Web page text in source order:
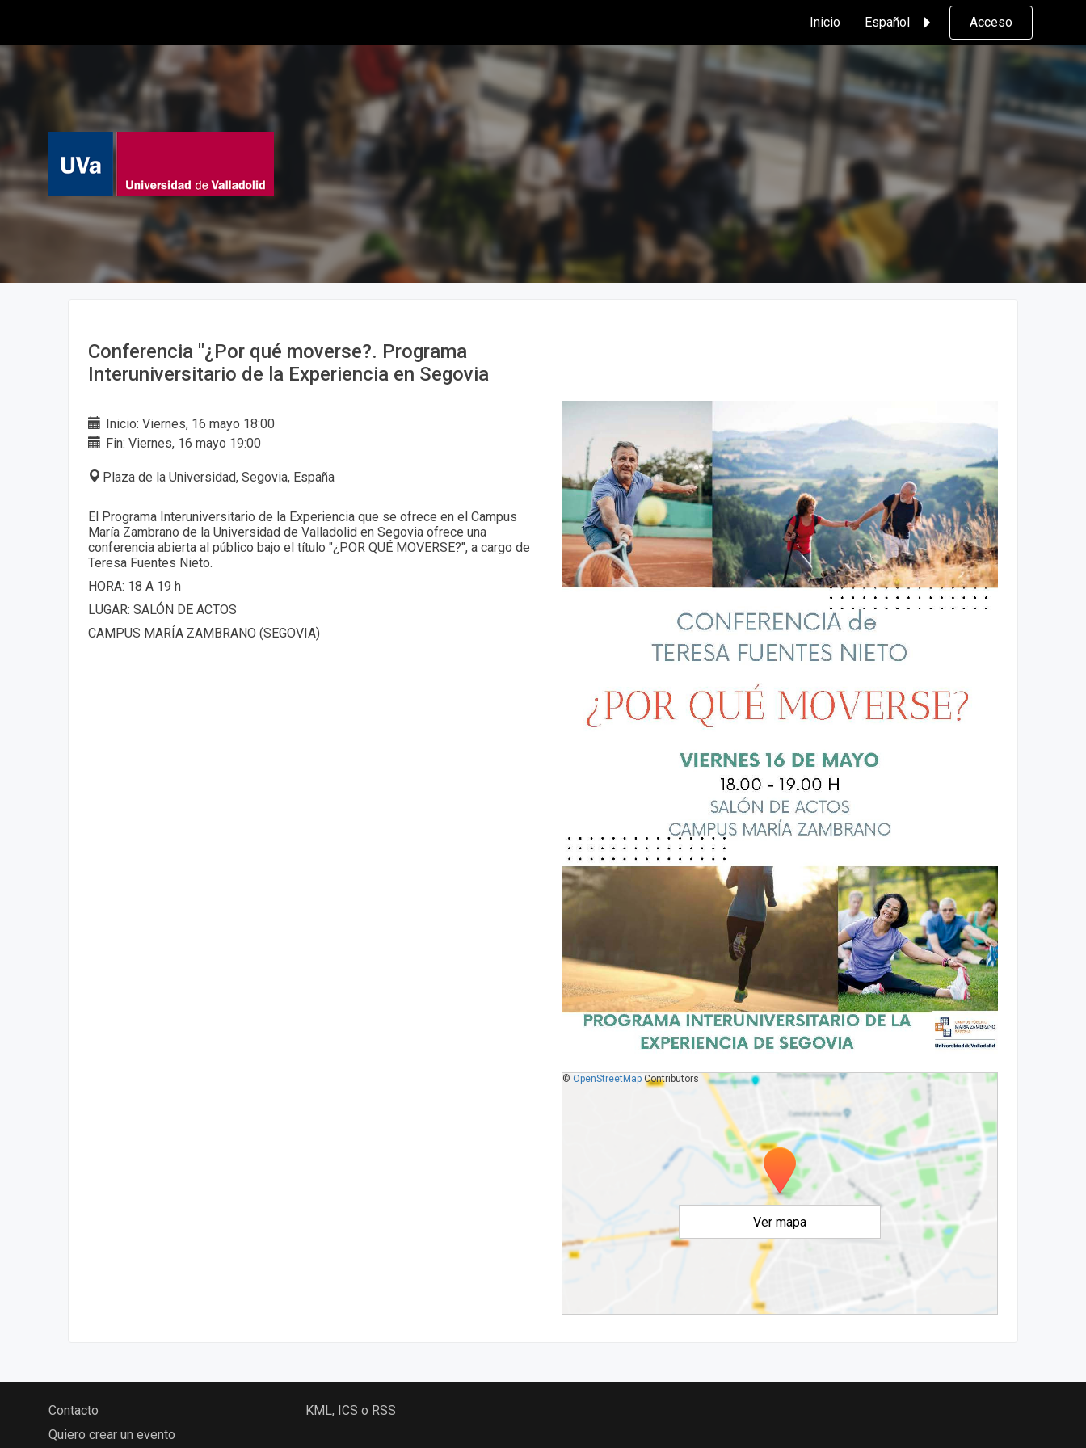
Inicio Español Acceso
Conferencia "¿Por qué moverse?. Programa
Interuniversitario de la Experiencia en Segovia
Inicio: Viernes, 16 mayo 18:00
Fin: Viernes, 16 mayo 19:00
Plaza de la Universidad, Segovia, España
El Programa Interuniversitario de la Experiencia que se ofrece en el Campus
María Zambrano de la Universidad de Valladolid en Segovia ofrece una
conferencia abierta al público bajo el título "¿POR QUÉ MOVERSE?", a cargo de
Teresa Fuentes Nieto.
HORA: 18 A 19 h
LUGAR: SALÓN DE ACTOS
CAMPUS MARÍA ZAMBRANO (SEGOVIA)
Ver mapa
© OpenStreetMapContributors
Contacto
Quiero crear un evento
KML, ICS o RSS